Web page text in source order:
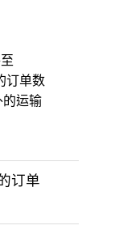
订单数
的运输
订单